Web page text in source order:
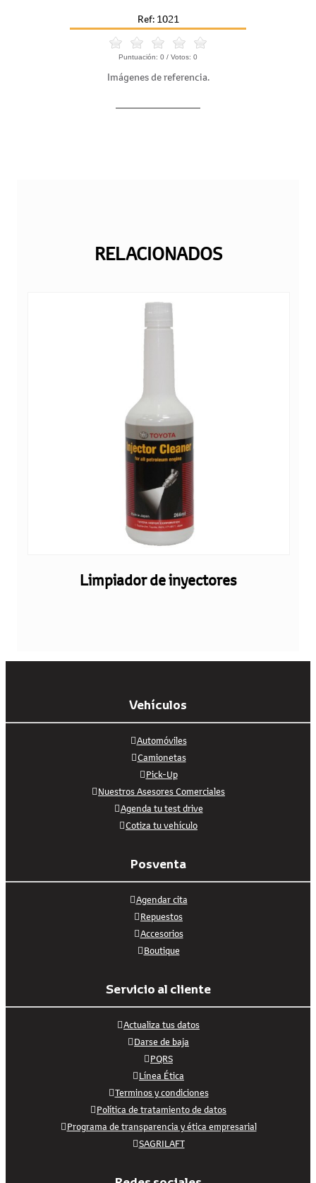
Ref: 1021
Puntuación: 0 / Votos: 0
Imágenes de referencia.
RELACIONADOS
Limpiador de inyectores
Vehículos
Automóviles
Camionetas
Pick-Up
Nuestros Asesores Comerciales
Agenda tu test drive
Cotiza tu vehículo
Posventa
Agendar cita
Repuestos
Accesorios
Boutique
Servicio al cliente
Actualiza tus datos
Darse de baja
PQRS
Línea Ética
Terminos y condiciones
Política de tratamiento de datos
Programa de transparencia y ética empresarial
SAGRILAFT